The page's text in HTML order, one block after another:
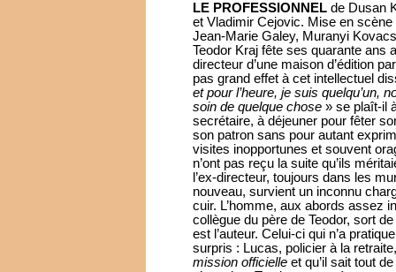
LE PROFESSIONNEL de Dusan
et Vladimir Cejovic. Mise en
Jean-Marie Galey, Muranyi
Teodor Kraj fête ses quarante ans
directeur d’une maison d’édition
pas grand effet à cet intellectuel
et pour l’heure, je suis quelqu’un,
soin de quelque chose » se plaît-il
secrétaire, à déjeuner pour fêter
son patron sans pour autant
visites inopportunes et souvent
n’ont pas reçu la suite qu’ils
l’ex-directeur, toujours dans les
nouveau, survient un inconnu
cuir. L’homme, aux abords assez
collègue du père de Teodor, sort
est l’auteur. Celui-ci qui n’a
surpris : Lucas, policier à la
mission officielle et qu’il sait tout